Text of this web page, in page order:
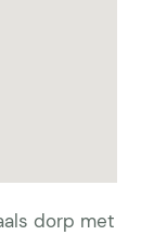
dorp met